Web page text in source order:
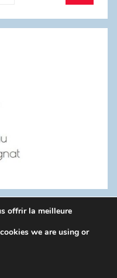
by ThemeZee.
offrir la meilleure
we are using or